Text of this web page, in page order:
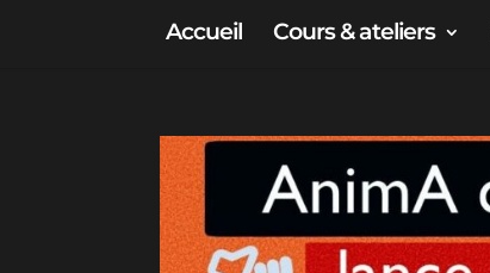
Accueil Cours & ateliers